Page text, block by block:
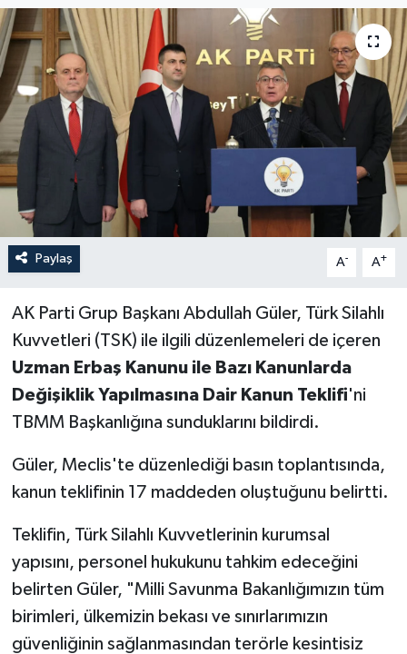
Paylaş A- A+
AK Parti Grup Başkanı Abdullah Güler, Türk Silahlı
Kuvvetleri (TSK) ile ilgili düzenlemeleri de içeren
Uzman Erbaş Kanunu ile Bazı Kanunlarda
Değişiklik Yapılmasına Dair Kanun Teklifi'ni
TBMM Başkanlığına sunduklarını bildirdi.
Güler, Meclis'te düzenlediği basın toplantısında,
kanun teklifinin 17 maddeden oluştuğunu belirtti.
Teklifin, Türk Silahlı Kuvvetlerinin kurumsal
yapısını, personel hukukunu tahkim edeceğini
belirten Güler, "Milli Savunma Bakanlığımızın tüm
birimleri, ülkemizin bekası ve sınırlarımızın
güvenliğinin sağlanmasından terörle kesintisiz